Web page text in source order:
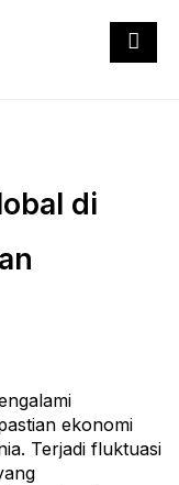
di
ekonomi
Terjadi fluktuasi